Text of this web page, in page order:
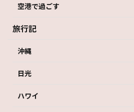
空港で過ごす
旅行記
沖縄
日光
ハワイ